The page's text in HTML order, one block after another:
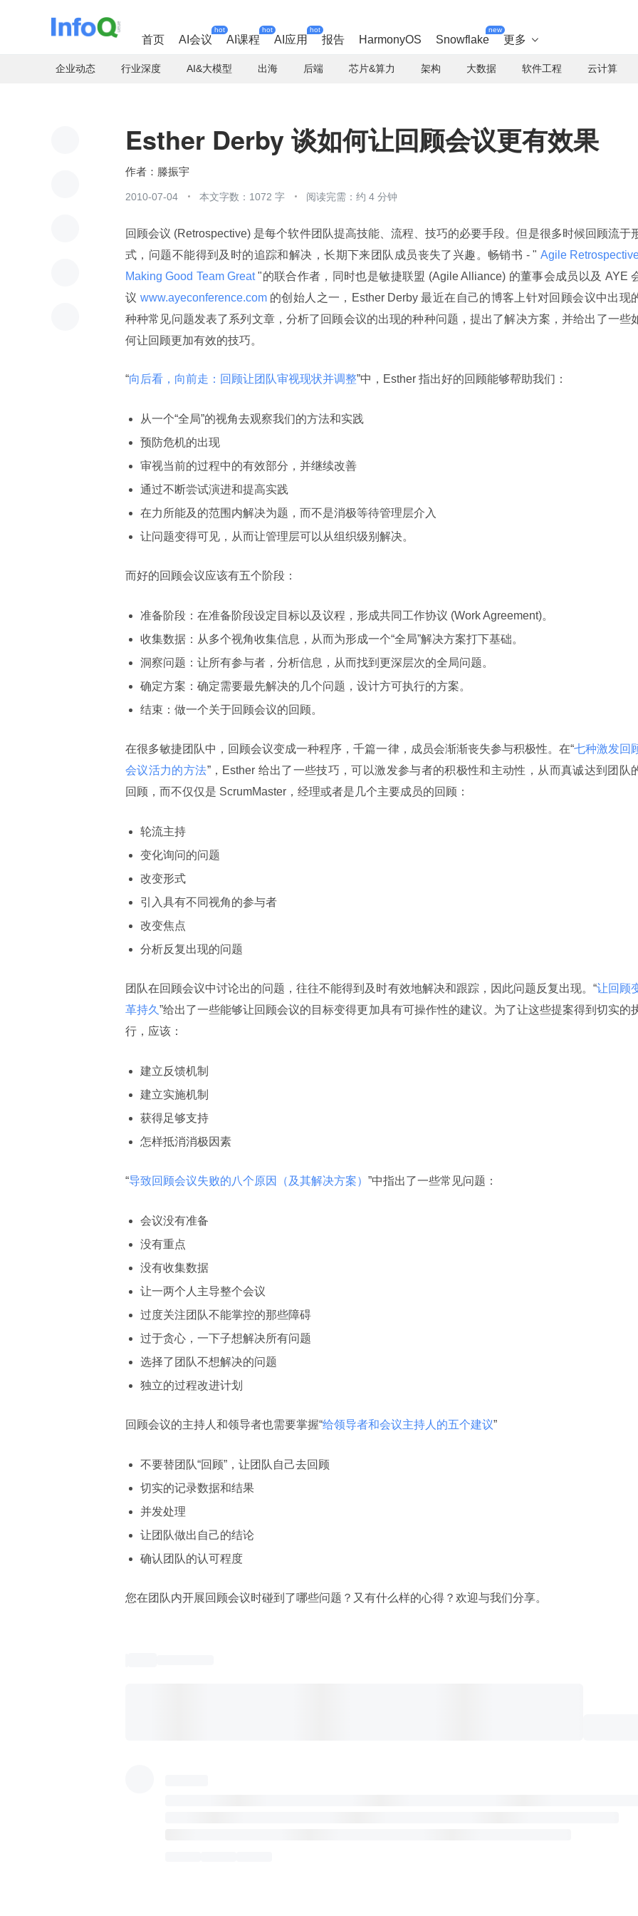
首页 AI会议
hot
AI课程
hot
AI应用
hot
报告 HarmonyOS Snowflake
new
更多 
企业动态 行业深度 AI&大模型 出海 后端 芯片&算力 架构 大数据 软件工程 云计算
Esther Derby 谈如何让回顾会议更有效果
滕振宇
2010-07-04 本文字数：1072 字 阅读完需：约 4 分钟
回顾会议 (Retrospective) 是每个软件团队提高技能、流程、技巧的必要手段。但是很多时候回顾流于
式，问题不能得到及时的追踪和解决，长期下来团队成员丧失了兴趣。畅销书 - " Agile
Making Good Team Great "的联合作者，同时也是敏捷联盟 (Agile Alliance) 的董事会成员以及 AYE
议 www.ayeconference.com 的创始人之一，Esther Derby 最近在自己的博客上针对回顾会议中出现
种种常见问题发表了系列文章，分析了回顾会议的出现的种种问题，提出了解决方案，并给出了一些
何让回顾更加有效的技巧。
“向后看，向前走：回顾让团队审视现状并调整”中，Esther 指出好的回顾能够帮助我们：
从一个“全局”的视角去观察我们的方法和实践
预防危机的出现
审视当前的过程中的有效部分，并继续改善
通过不断尝试演进和提高实践
在力所能及的范围内解决为题，而不是消极等待管理层介入
让问题变得可见，从而让管理层可以从组织级别解决。
而好的回顾会议应该有五个阶段：
准备阶段：在准备阶段设定目标以及议程，形成共同工作协议 (Work Agreement)。
收集数据：从多个视角收集信息，从而为形成一个“全局”解决方案打下基础。
洞察问题：让所有参与者，分析信息，从而找到更深层次的全局问题。
确定方案：确定需要最先解决的几个问题，设计方可执行的方案。
结束：做一个关于回顾会议的回顾。
在很多敏捷团队中，回顾会议变成一种程序，千篇一律，成员会渐渐丧失参与积极性。在“七种激发回
会议活力的方法”，Esther 给出了一些技巧，可以激发参与者的积极性和主动性，从而真诚达到团队
回顾，而不仅仅是 ScrumMaster，经理或者是几个主要成员的回顾：
轮流主持
变化询问的问题
改变形式
引入具有不同视角的参与者
改变焦点
分析反复出现的问题
团队在回顾会议中讨论出的问题，往往不能得到及时有效地解决和跟踪，因此问题反复出现。“让回顾
革持久”给出了一些能够让回顾会议的目标变得更加具有可操作性的建议。为了让这些提案得到切实的
行，应该：
建立反馈机制
建立实施机制
获得足够支持
怎样抵消消极因素
“导致回顾会议失败的八个原因（及其解决方案） ”中指出了一些常见问题：
会议没有准备
没有重点
没有收集数据
让一两个人主导整个会议
过度关注团队不能掌控的那些障碍
过于贪心，一下子想解决所有问题
选择了团队不想解决的问题
独立的过程改进计划
回顾会议的主持人和领导者也需要掌握“给领导者和会议主持人的五个建议”
不要替团队“回顾”，让团队自己去回顾
切实的记录数据和结果
并发处理
让团队做出自己的结论
确认团队的认可程度
您在团队内开展回顾会议时碰到了哪些问题？又有什么样的心得？欢迎与我们分享。